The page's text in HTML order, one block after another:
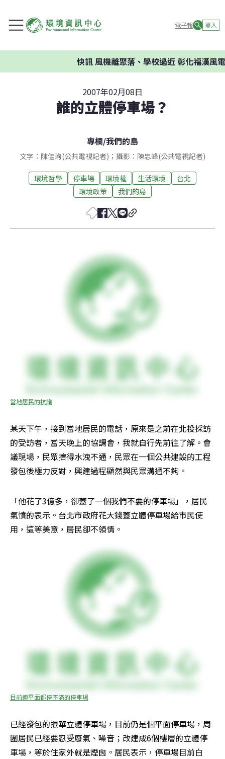
電子報 登入
快訊風機離聚落、學校過近 彰化福漢風電案
2007年02月08日
誰的立體停車場？
專欄/我們的島
文字：陳佳珣(公共電視記者)；攝影：陳忠峰(公共電視記者)
環境哲學 停車場 環境權 生活環境
台北
環境政策
我們的島
當地居民的抗議
某天下午，接到當地居民的電話，原來是之前在北投採訪
的受訪者，當天晚上的協調會，我就自行先前往了解。會
議現場，民眾擠得水洩不通，民眾在一個公共建設的工程
發包後極力反對，興建過程顯然與民眾溝通不夠。
「他花了3億多，卻蓋了一個我們不要的停車場」，居民
氣憤的表示。台北市政府花大錢蓋立體停車場給市民使
用，這等美意，居民卻不領情。
目前連平面都停不滿的停車場
已經發包的振華立體停車場，目前仍是個平面停車場，周
圍居民已經要忍受廢氣、噪音；改建成6個樓層的立體停
車場，等於住家外就是煙囪。居民表示，停車場目前白